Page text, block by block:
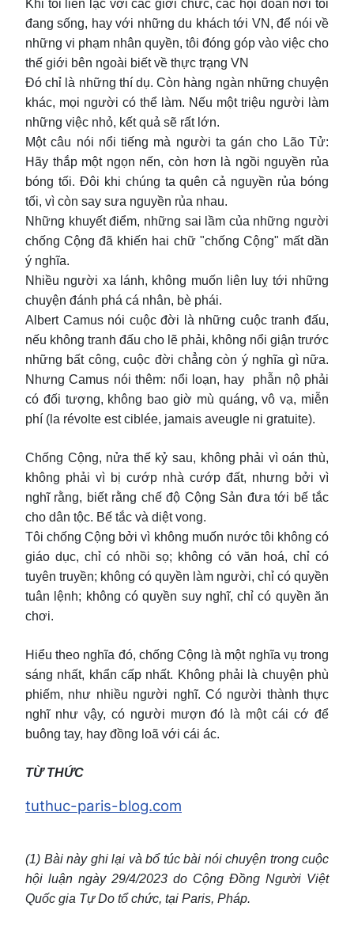
Khi tôi liên lạc với các giới chức, các hội đoàn nơi tôi
đang sống, hay với những du khách tới VN, để nói về
những vi phạm nhân quyền, tôi đóng góp vào việc cho
thế giới bên ngoài biết về thực trạng VN
Đó chỉ là những thí dụ. Còn hàng ngàn những chuyện
khác, mọi người có thể làm. Nếu một triệu người làm
những việc nhỏ, kết quả sẽ rất lớn.
Một câu nói nổi tiếng mà người ta gán cho Lão Tử:
Hãy thắp một ngọn nến, còn hơn là ngồi nguyền rủa
bóng tối. Đôi khi chúng ta quên cả nguyền rủa bóng
tối, vì còn say sưa nguyền rủa nhau.
Những khuyết điểm, những sai lầm của những người
chống Cộng đã khiến hai chữ "chống Cộng" mất dần
ý nghĩa.
Nhiều người xa lánh, không muốn liên luỵ tới những
chuyện đánh phá cá nhân, bè phái.
Albert Camus nói cuộc đời là những cuộc tranh đấu,
nếu không tranh đấu cho lẽ phải, không nổi giận trước
những bất công, cuộc đời chẳng còn ý nghĩa gì nữa.
Nhưng Camus nói thêm: nổi loạn, hay phẫn nộ phải
có đối tượng, không bao giờ mù quáng, vô vạ, miễn
phí (la révolte est ciblée, jamais aveugle ni gratuite).
Chống Cộng, nửa thế kỷ sau, không phải vì oán thù,
không phải vì bị cướp nhà cướp đất, nhưng bởi vì
nghĩ rằng, biết rằng chế độ Cộng Sản đưa tới bế tắc
cho dân tộc. Bế tắc và diệt vong.
Tôi chống Cộng bởi vì không muốn nước tôi không có
giáo dục, chỉ có nhồi sọ; không có văn hoá, chỉ có
tuyên truyền; không có quyền làm người, chỉ có quyền
tuân lệnh; không có quyền suy nghĩ, chỉ có quyền ăn
chơi.
Hiểu theo nghĩa đó, chống Cộng là một nghĩa vụ trong
sáng nhất, khẩn cấp nhất. Không phải là chuyện phù
phiếm, như nhiều người nghĩ. Có người thành thực
nghĩ như vậy, có người mượn đó là một cái cớ để
buông tay, hay đồng loã với cái ác.
TỪ THỨC
tuthuc-paris-blog.com
(1) Bài này ghi lại và bổ túc bài nói chuyện trong cuộc
hội luận ngày 29/4/2023 do Cộng Đồng Người Việt
Quốc gia Tự Do tổ chức, tại Paris, Pháp.